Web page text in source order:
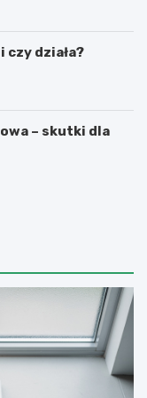
czy działa?
– skutki dla